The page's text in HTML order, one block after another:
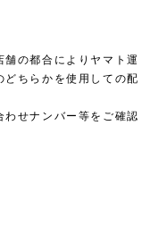
の都合によりヤマト運
ちらかを使用しての配
せナンバー等をご確認